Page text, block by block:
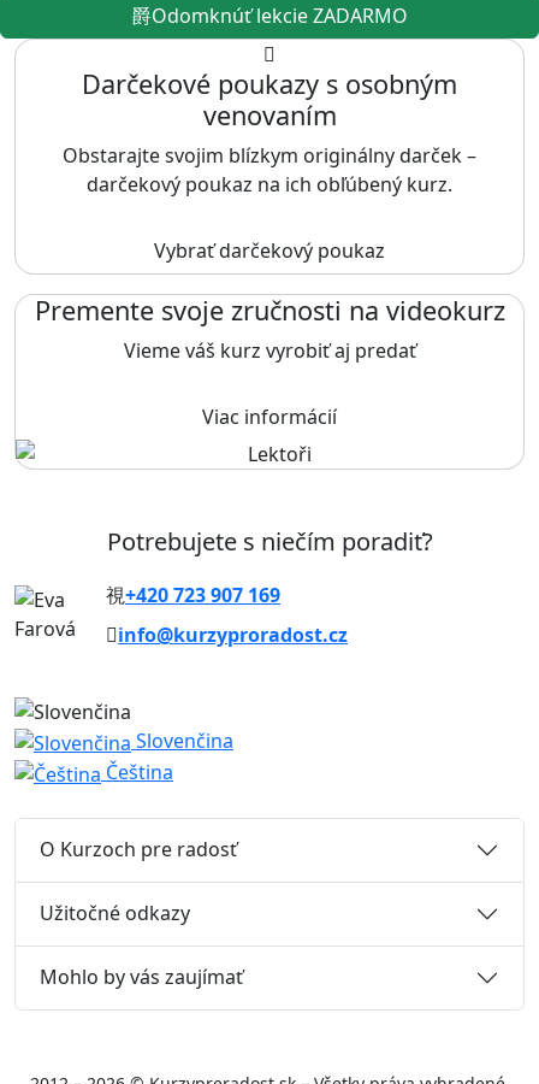
Odomknúť lekcie ZADARMO
Darčekové poukazy s osobným
venovaním
Obstarajte svojim blízkym originálny darček –
darčekový poukaz na ich obľúbený kurz.
Vybrať darčekový poukaz
Premente svoje zručnosti na videokurz
Vieme váš kurz vyrobiť aj predať
Viac informácií
Potrebujete s niečím poradiť?
+420 723 907 169
info@kurzyproradost.cz
Slovenčina
Čeština
O Kurzoch pre radosť
Užitočné odkazy
Mohlo by vás zaujímať